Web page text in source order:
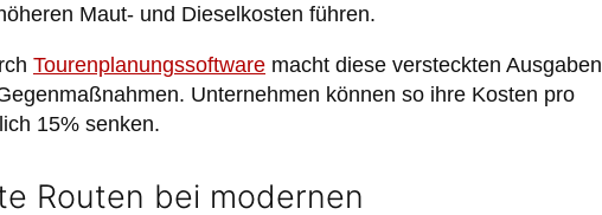
Maut- und Dieselkosten führen.
Tourenplanungssoftware macht diese versteckten Ausgaben
Unternehmen können so ihre Kosten pro
15% senken.
Routen bei modernen